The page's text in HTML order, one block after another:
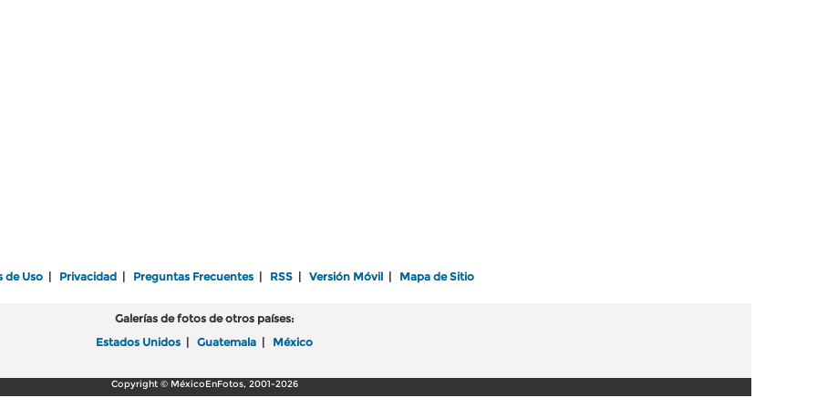
de Uso Privacidad Preguntas Frecuentes RSS Versión Móvil Mapa de Sitio
Galerías de fotos de otros países:
Estados Unidos
Guatemala México
Copyright © MéxicoEnFotos, 2001-2026